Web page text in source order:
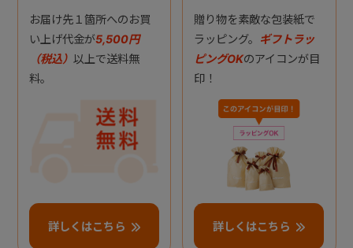
お届け先１箇所へのお買
い上げ代金が5,500円
（税込） 以上で送料無
料。
詳しくはこちら
贈り物を素敵な包装紙で
ラッピング。 ギフトラッ
ピングOKのアイコンが目
印！
詳しくはこちら